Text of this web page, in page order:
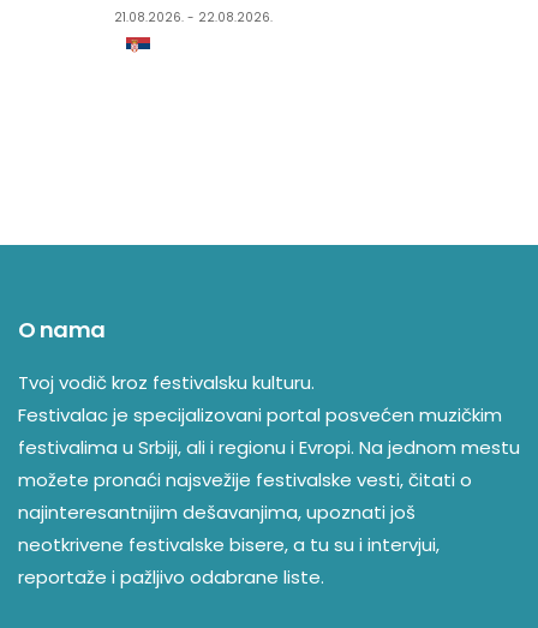
21.08.2026. - 22.08.2026.
27.08.2026. - 31.08.2026.
O nama
Tvoj vodič kroz festivalsku kulturu.
Festivalac je specijalizovani portal posvećen muzičkim
festivalima u Srbiji, ali i regionu i Evropi. Na jednom mestu
možete pronaći najsvežije festivalske vesti, čitati o
najinteresantnijim dešavanjima, upoznati još
neotkrivene festivalske bisere, a tu su i intervjui,
reportaže i pažljivo odabrane liste.